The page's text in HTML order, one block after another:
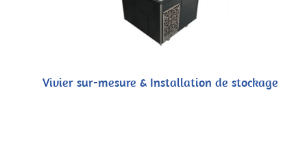
Vivier sur-mesure & Installation de stockage